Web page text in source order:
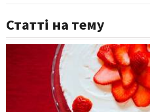
Статті на тему